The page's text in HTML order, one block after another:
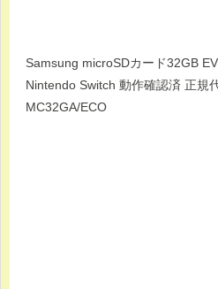
Samsung microSDカード32GB
Nintendo Switch 動作確認済 正規
MC32GA/ECO